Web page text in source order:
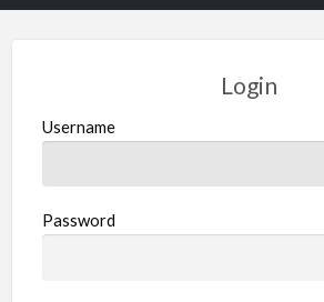
Login
Username
Password